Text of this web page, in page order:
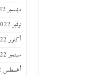
ديسمبر 2022
نوفمبر 2022
أكتوبر 2022
سبتمبر 2022
أغسطس 2022